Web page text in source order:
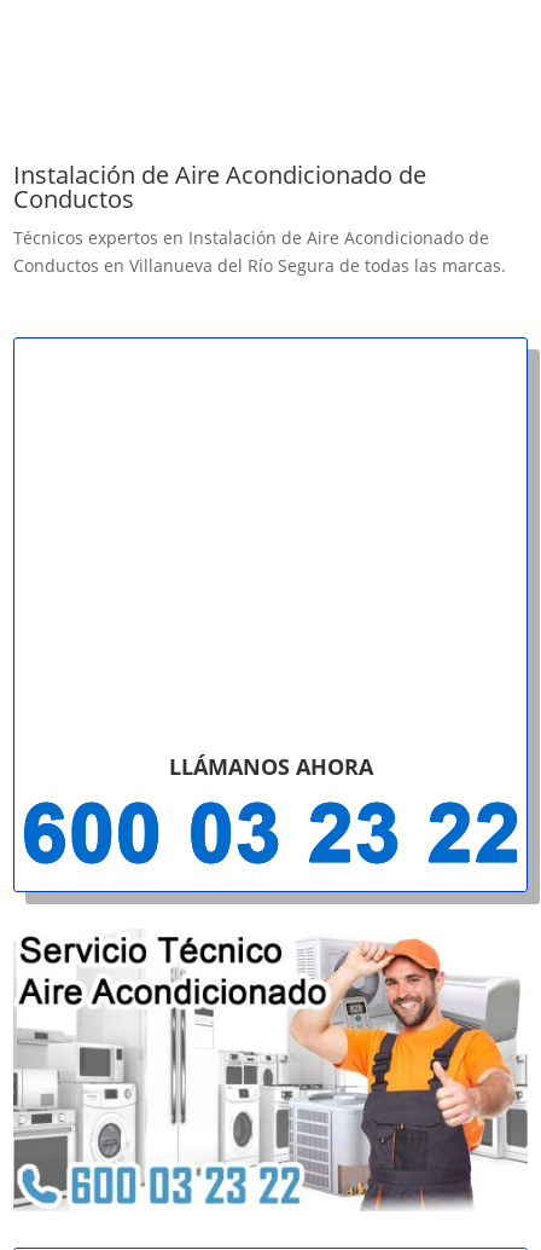
Instalación de Aire Acondicionado de
Conductos
Técnicos expertos en Instalación de Aire Acondicionado de
Conductos en Villanueva del Río Segura de todas las marcas.
LLÁMANOS AHORA